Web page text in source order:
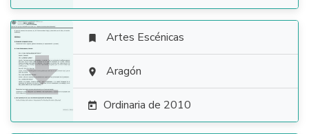

 Artes Escénicas
 Aragón
 Ordinaria de 2010